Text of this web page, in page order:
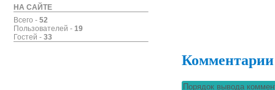
НА САЙТЕ
Всего - 52
Пользователей - 19
Гостей - 33
Комментарии